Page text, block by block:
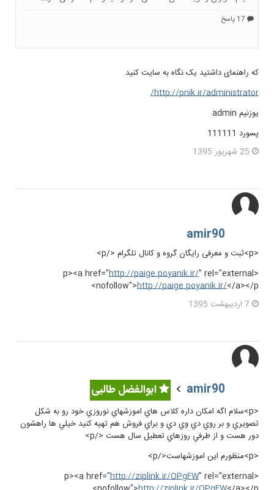
که راهنمای داشتید یک نگاه به سایت کنید
http://pnik.ir/administrator/
یوزنیم admin
پسورد 111111
25 شهریور 1395
amir90
<p>ثبت و معرفی رایگان گروه و کانال تلگرام </p>
<p><a href="
http://paige.poyanik.ir/" rel="external
nofollow">http://paige.poyanik.ir/</a></p>
7 اردیبهشت 1395
amir90 ابوالفضل طالبی
<p>سلام اگه امكان داره كلاس هاي اموزشهاي نوروزي خود رو به شكل
تصويري و بر روي دي وي دي و براي فروش هم تهيه كنيد خيلي ها راهشون
دور هست و از طرفي روزهاي تعطيل سال هست </p>
<p>منظورم اين اموزشهاست</p>
<p><a href="
http://ziplink.ir/OPgFW" rel="external